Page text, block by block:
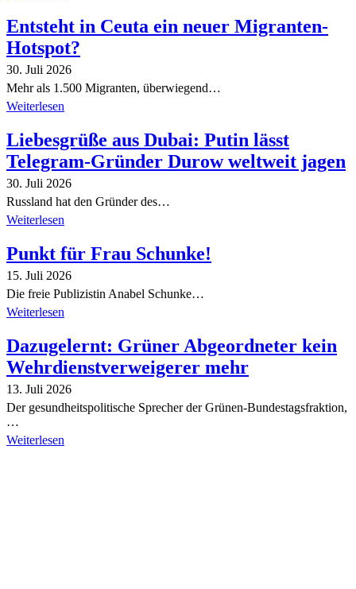
Entsteht in Ceuta ein neuer Migranten-
Hotspot?
30. Juli 2026
Mehr als 1.500 Migranten, überwiegend…
Weiterlesen
Liebesgrüße aus Dubai: Putin lässt
Telegram-Gründer Durow weltweit jagen
30. Juli 2026
Russland hat den Gründer des…
Weiterlesen
Punkt für Frau Schunke!
15. Juli 2026
Die freie Publizistin Anabel Schunke…
Weiterlesen
Dazugelernt: Grüner Abgeordneter kein
Wehrdienstverweigerer mehr
13. Juli 2026
Der gesundheitspolitische Sprecher der Grünen-Bundestagsfraktion,
…
Weiterlesen